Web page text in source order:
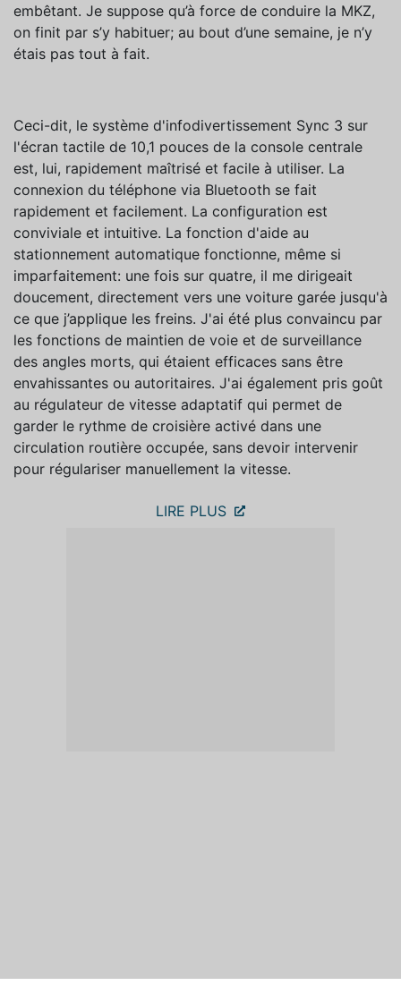
embêtant. Je suppose qu’à force de conduire la MKZ,
on finit par s’y habituer; au bout d’une semaine, je n’y
étais pas tout à fait.
Ceci-dit, le système d'infodivertissement Sync 3 sur
l'écran tactile de 10,1 pouces de la console centrale
est, lui, rapidement maîtrisé et facile à utiliser. La
connexion du téléphone via Bluetooth se fait
rapidement et facilement. La configuration est
conviviale et intuitive. La fonction d'aide au
stationnement automatique fonctionne, même si
imparfaitement: une fois sur quatre, il me dirigeait
doucement, directement vers une voiture garée jusqu'à
ce que j’applique les freins. J'ai été plus convaincu par
les fonctions de maintien de voie et de surveillance
des angles morts, qui étaient efficaces sans être
envahissantes ou autoritaires. J'ai également pris goût
au régulateur de vitesse adaptatif qui permet de
garder le rythme de croisière activé dans une
circulation routière occupée, sans devoir intervenir
pour régulariser manuellement la vitesse.
LIRE PLUS